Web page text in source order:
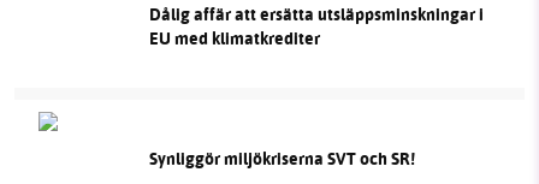
Dålig affär att ersätta utsläppsminskningar i
EU med klimatkrediter
Synliggör miljökriserna SVT och SR!